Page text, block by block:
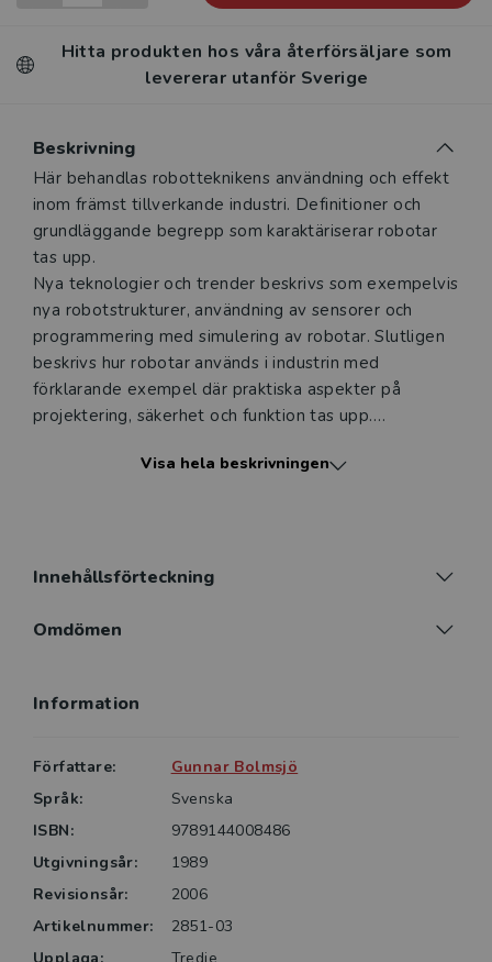
Hitta produkten hos våra återförsäljare som
levererar utanför Sverige
Beskrivning
Beskrivning
Här behandlas robotteknikens användning och effekt
inom främst tillverkande industri. Definitioner och
grundläggande begrepp som karaktäriserar robotar
tas upp.
Nya teknologier och trender beskrivs som exempelvis
nya robotstrukturer, användning av sensorer och
programmering med simulering av robotar. Slutligen
beskrivs hur robotar används i industrin med
förklarande exempel där praktiska aspekter på
projektering, säkerhet och funktion tas upp.
Visa hela beskrivningen
Innehållsförteckning
Omdömen
Information
Författare:
Gunnar Bolmsjö
Språk:
Svenska
ISBN:
9789144008486
Utgivningsår:
1989
Revisionsår:
2006
Artikelnummer:
2851-03